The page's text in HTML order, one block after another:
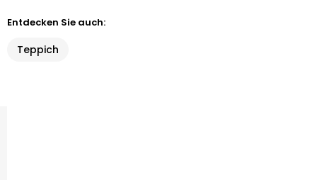
Entdecken Sie auch:
Teppich